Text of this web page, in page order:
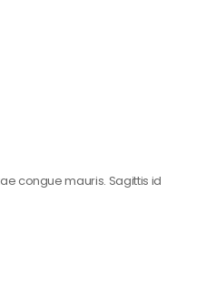
congue mauris. Sagittis id